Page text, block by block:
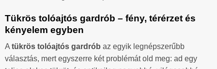
Tükrös tolóajtós gardrób – fény, térérzet és
kényelem egyben
Atükrös tolóajtós gardrób az egyik legnépszerűbb
választás, mert egyszerre két problémát old meg: ad egy